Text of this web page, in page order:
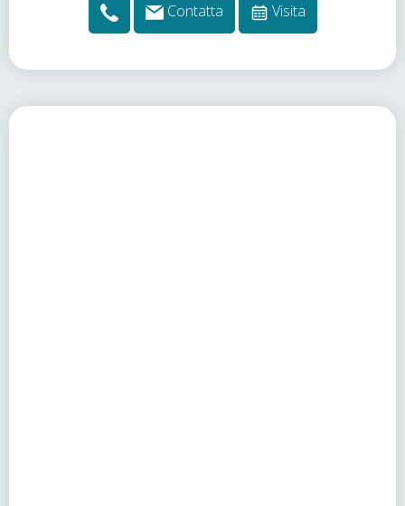
Contatta Visita